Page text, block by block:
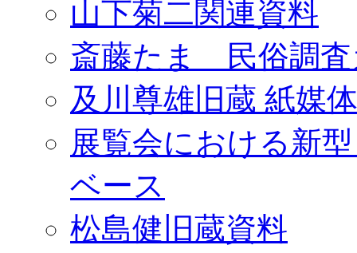
山下菊二関連資料
斎藤たま 民俗調査
及川尊雄旧蔵 紙媒
展覧会における新
ベース
松島健旧蔵資料